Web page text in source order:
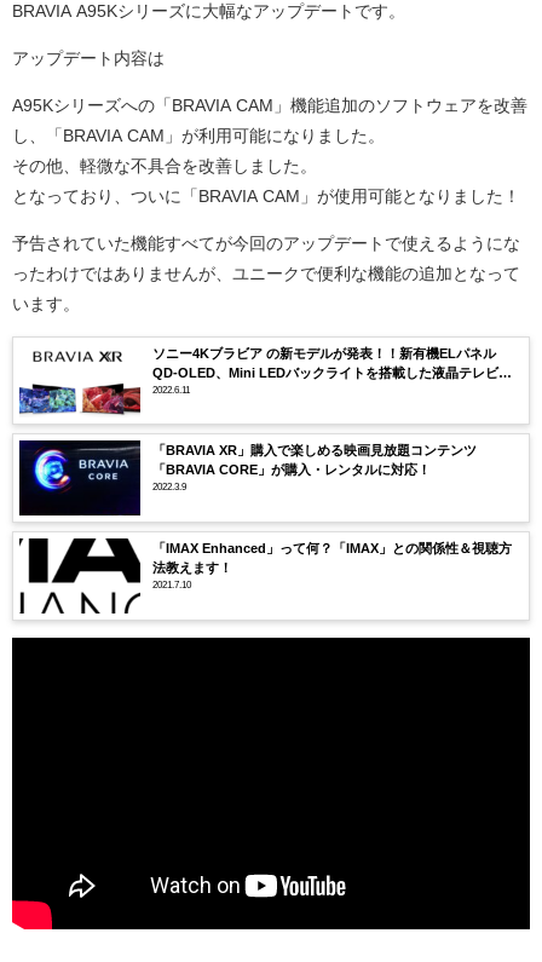
BRAVIA A95Kシリーズに大幅なアップデートです。
アップデート内容は
A95Kシリーズへの「BRAVIA CAM」機能追加のソフトウェアを改善
し、「BRAVIA CAM」が利用可能になりました。
その他、軽微な不具合を改善しました。
となっており、ついに「BRAVIA CAM」が使用可能となりました！
予告されていた機能すべてが今回のアップデートで使えるようにな
ったわけではありませんが、ユニークで便利な機能の追加となって
います。
ソニー4Kブラビア の新モデルが発表！！新有機ELパネル
QD-OLED、Mini LEDバックライトを搭載した液晶テレビな
ど合計28機種
2022.6.11
「BRAVIA XR」購入で楽しめる映画見放題コンテンツ
「BRAVIA CORE」が購入・レンタルに対応！
2022.3.9
「IMAX Enhanced」って何？「IMAX」との関係性＆視聴方
法教えます！
2021.7.10